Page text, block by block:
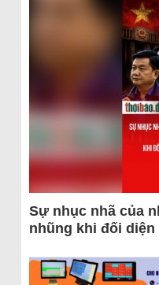
Sự nhục nhã của
nhũng khi đối